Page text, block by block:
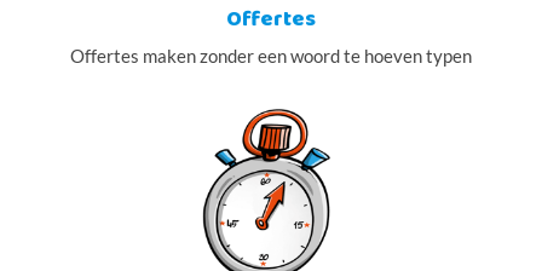
Offertes
Offertes maken zonder een woord te hoeven typen